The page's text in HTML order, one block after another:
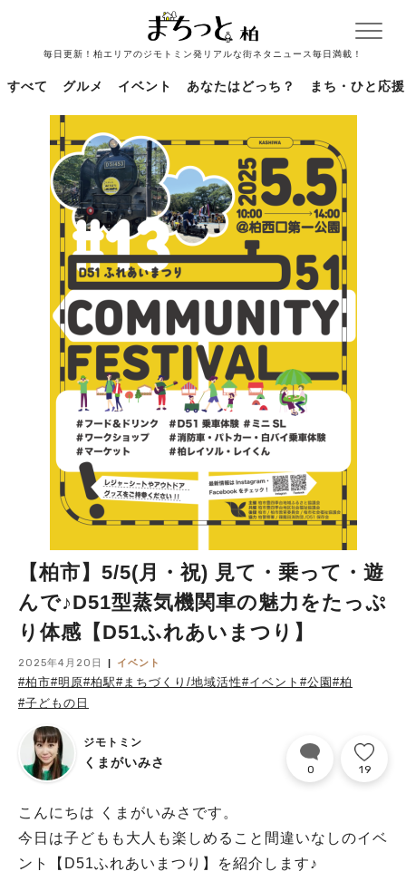
毎日更新！柏エリアのジモトミン発リアルな街ネタニュース毎日満載！
すべて グルメ イベント あなたはどっち？ まち・ひと応援
【柏市】5/5(月・祝) 見て・乗って・遊
んで♪D51型蒸気機関車の魅力をたっぷ
り体感【D51ふれあいまつり】
2025年4月20日 イベント
#柏市#明原#柏駅#まちづくり/地域活性#イベント #公園 #柏
#子どもの日
ジモトミン
くまがいみさ 0 19
こんにちは くまがいみさです。
今日は子どもも大人も楽しめること間違いなしのイベ
ント【D51ふれあいまつり】を紹介します♪